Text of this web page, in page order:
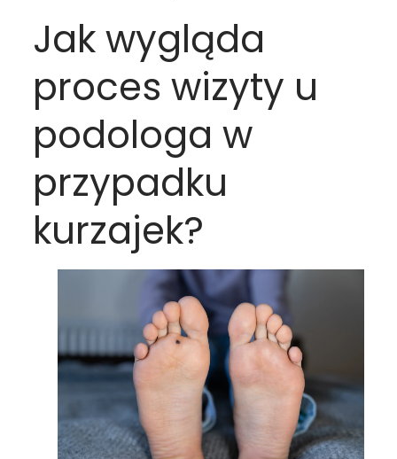
Jak wygląda
proces wizyty u
podologa w
przypadku
kurzajek?